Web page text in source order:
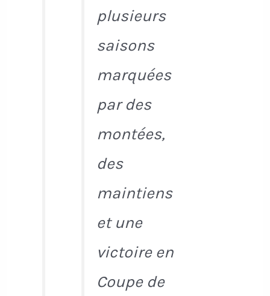
plusieurs
saisons
marquées
par des
montées,
des
maintiens
et une
victoire en
Coupe de